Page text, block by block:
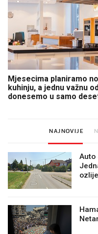
Mjesecima planiramo
kuhinju, a jednu važnu
donesemo u samo
NAJNOVIJE
Auto